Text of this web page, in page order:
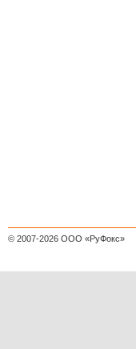
© 2007-2026 ООО «РуФокс»